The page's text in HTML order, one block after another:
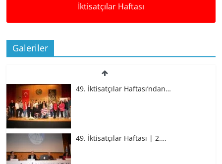
İktisatçılar Haftası
Galeriler
49. İktisatçılar Haftası’ndan…
49. İktisatçılar Haftası | 2.…